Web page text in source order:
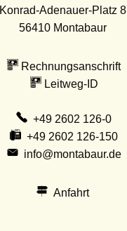
Konrad-Adenauer-Platz 8
56410 Montabaur
Rechnungsanschrift
Leitweg-ID
+49 2602 126-0
+49 2602 126-150
info@montabaur.de
Anfahrt